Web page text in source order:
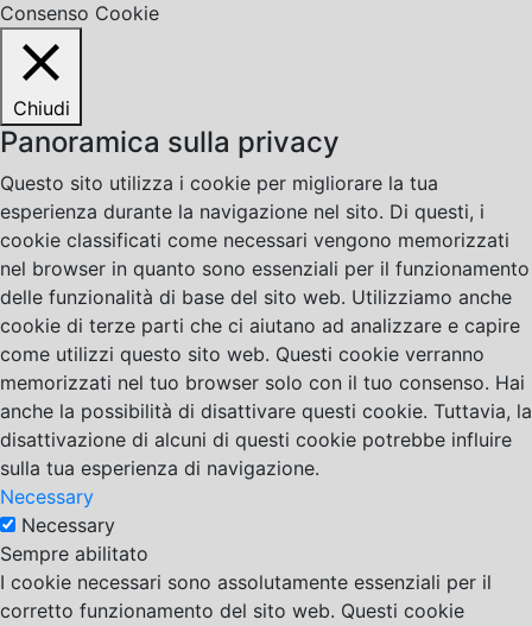
Consenso Cookie
Chiudi
Panoramica sulla privacy
Questo sito utilizza i cookie per migliorare la tua
esperienza durante la navigazione nel sito. Di questi, i
cookie classificati come necessari vengono memorizzati
nel browser in quanto sono essenziali per il funzionamento
delle funzionalità di base del sito web. Utilizziamo anche
cookie di terze parti che ci aiutano ad analizzare e capire
come utilizzi questo sito web. Questi cookie verranno
memorizzati nel tuo browser solo con il tuo consenso. Hai
anche la possibilità di disattivare questi cookie. Tuttavia, la
disattivazione di alcuni di questi cookie potrebbe influire
sulla tua esperienza di navigazione.
Necessary
Necessary
Sempre abilitato
I cookie necessari sono assolutamente essenziali per il
corretto funzionamento del sito web. Questi cookie